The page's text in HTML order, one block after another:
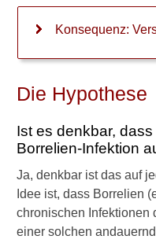
Konsequenz:
Die Hypothese
Ist es denkbar,
Borrelien-Infektion
Ja, denkbar ist das auf
Idee ist, dass Borrelien
chronischen Infektionen
einer solchen
MS oder etwas
MS: Mc-Donald-
MRT-Befunde bei
Blutmarker bei MS
Lhermitte-Zeichen
MS-Schub